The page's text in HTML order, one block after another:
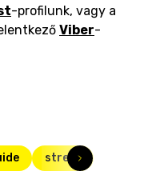
-profilunk, vagy a
Viber-
street